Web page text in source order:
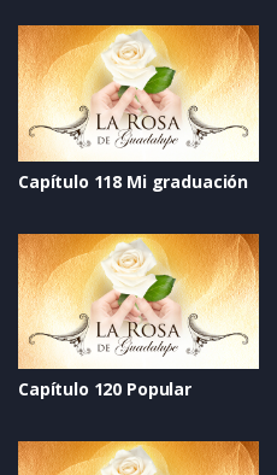
Capítulo 118 Mi graduación
Capítulo 120 Popular